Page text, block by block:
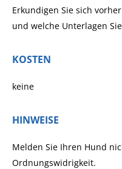
Erkundigen Sie sich
und welche Unterlagen
KOSTEN
keine
HINWEISE
Melden Sie Ihren Hund
Ordnungswidrigkeit.